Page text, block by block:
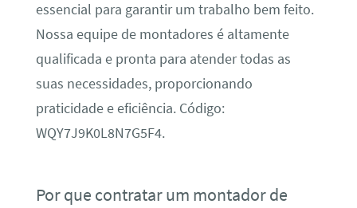
essencial para garantir um trabalho bem feito.
Nossa equipe de montadores é altamente
qualificada e pronta para atender todas as
suas necessidades, proporcionando
praticidade e eficiência. Código:
WQY7J9K0L8N7G5F4.
Por que contratar um montador de